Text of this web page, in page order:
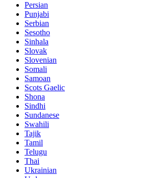
Persian
Punjabi
Serbian
Sesotho
Sinhala
Slovak
Slovenian
Somali
Samoan
Scots Gaelic
Shona
Sindhi
Sundanese
Swahili
Tajik
Tamil
Telugu
Thai
Ukrainian